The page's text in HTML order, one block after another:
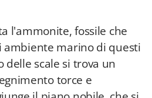
l'ammonite, fossile che
ambiente marino di questi
delle scale si trova un
torce e